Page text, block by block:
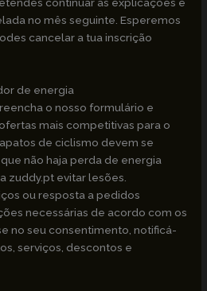
continuar as explicações e
no mês seguinte. Esperemos
cancelar a tua inscrição
de energia
o nosso formulário e
mais competitivas para o
de ciclismo devem se
não haja perda de energia
zuddy.pt evitar lesões.
ou resposta a pedidos
necessárias de acordo com os
no seu consentimento, notificá-
serviços, descontos e